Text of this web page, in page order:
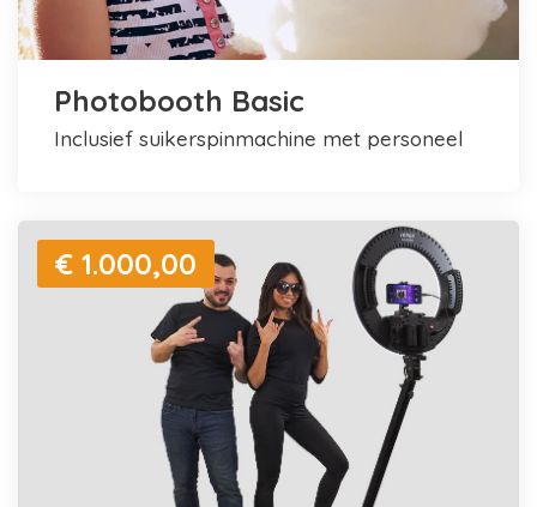
Photobooth Basic
inclusief suikerspinmachine met personeel
€ 1.000,00